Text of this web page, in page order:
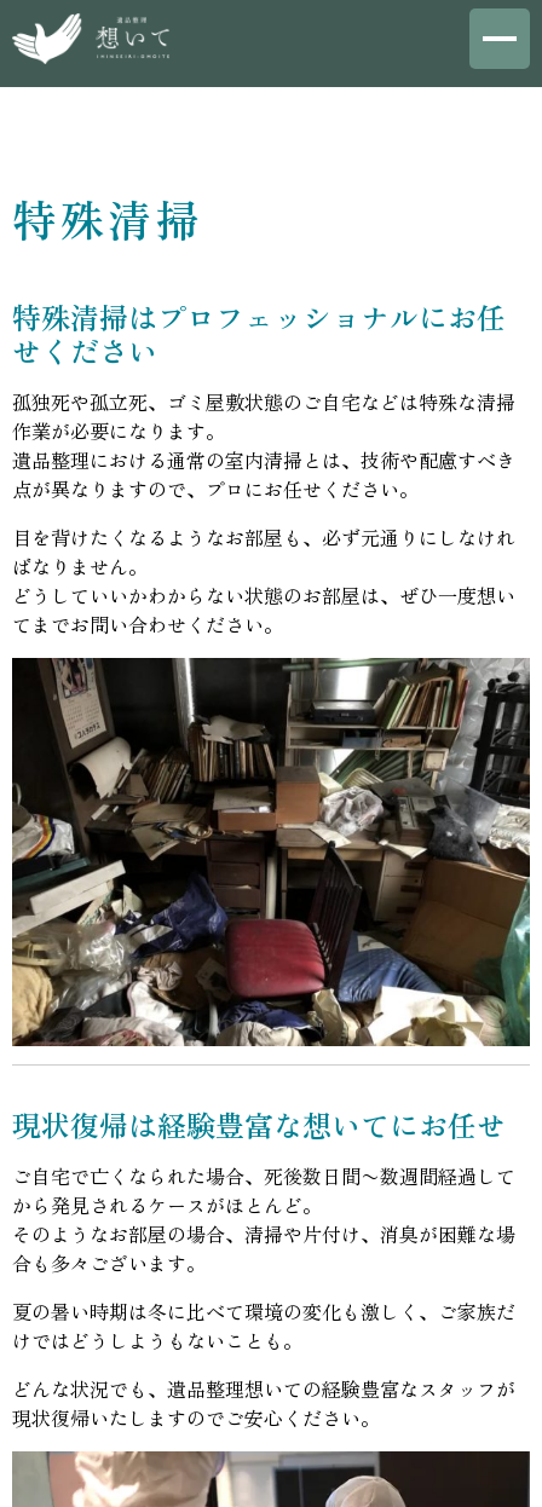
特殊清掃
特殊清掃はプロフェッショナルにお任
せください
孤独死や孤立死、ゴミ屋敷状態のご自宅などは特殊な清掃
作業が必要になります。
遺品整理における通常の室内清掃とは、技術や配慮すべき
点が異なりますので、プロにお任せください。
目を背けたくなるようなお部屋も、必ず元通りにしなけれ
ばなりません。
どうしていいかわからない状態のお部屋は、ぜひ一度想い
てまでお問い合わせください。
現状復帰は経験豊富な想いてにお任せ
ご自宅で亡くなられた場合、死後数日間〜数週間経過して
から発見されるケースがほとんど。
そのようなお部屋の場合、清掃や片付け、消臭が困難な場
合も多々ございます。
夏の暑い時期は冬に比べて環境の変化も激しく、ご家族だ
けではどうしようもないことも。
どんな状況でも、遺品整理想いての経験豊富なスタッフが
現状復帰いたしますのでご安心ください。